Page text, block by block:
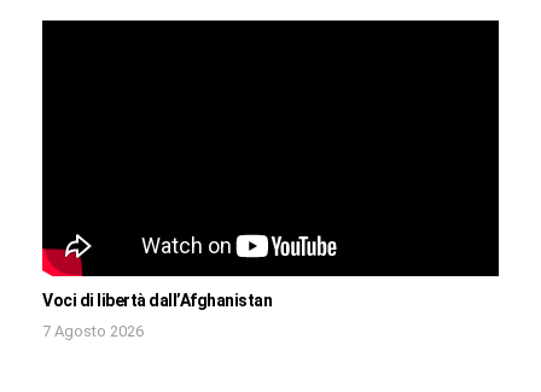
Voci di libertà dall’Afghanistan
7 Agosto 2026